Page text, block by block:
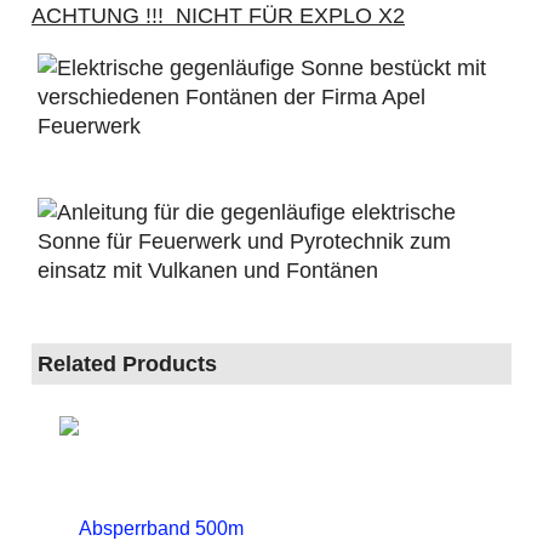
ACHTUNG !!! NICHT FÜR EXPLO X2
Related Products